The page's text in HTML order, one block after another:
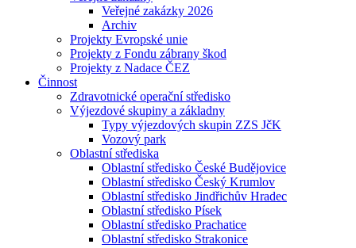
Veřejné zakázky 2026
Archiv
Projekty Evropské unie
Projekty z Fondu zábrany škod
Projekty z Nadace ČEZ
Činnost
Zdravotnické operační středisko
Výjezdové skupiny a základny
Typy výjezdových skupin ZZS JčK
Vozový park
Oblastní střediska
Oblastní středisko České Budějovice
Oblastní středisko Český Krumlov
Oblastní středisko Jindřichův Hradec
Oblastní středisko Písek
Oblastní středisko Prachatice
Oblastní středisko Strakonice